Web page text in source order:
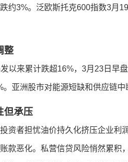
约3%。泛欧斯托克600指数3月
整
以来累计跌超16%，3月23日早
。亚洲股市对能源短缺和供应链
但承压
资者担忧油价持久化挤压企业利
款恶化。私营信贷风险悄然累积